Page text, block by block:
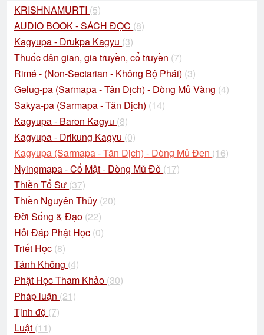
KRISHNAMURTI (5)
AUDIO BOOK - SÁCH ĐỌC (8)
Kagyupa - Drukpa Kagyu (3)
Thuốc dân gian, gia truyền, cổ truyền (7)
Rimé - (Non-Sectarian - Không Bộ Phái) (3)
Gelug-pa (Sarmapa - Tân Dịch) - Dòng Mủ Vàng (4)
Sakya-pa (Sarmapa - Tân Dịch) (14)
Kagyupa - Baron Kagyu (8)
Kagyupa - Drikung Kagyu (0)
Kagyupa (Sarmapa - Tân Dịch) - Dòng Mủ Đen (16)
Nyingmapa - Cổ Mật - Dòng Mủ Đỏ (17)
Thiền Tổ Sư (37)
Thiền Nguyên Thủy (20)
Đời Sống & Đạo (22)
Hỏi Đáp Phật Học (0)
Triết Học (8)
Tánh Không (4)
Phật Học Tham Khảo (30)
Pháp luận (21)
Tịnh độ (7)
Luật (11)